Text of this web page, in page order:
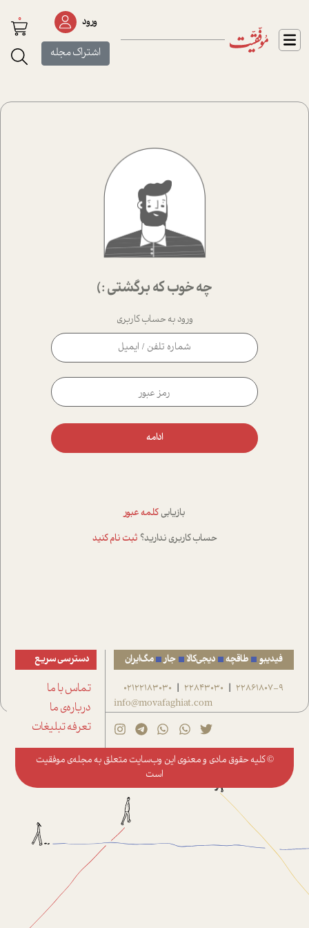
ورود
اشتراک مجله
0
چه خوب که برگشتی :)
ورود به حساب کاربری
ادامه
بازیابی کلمه عبور
حساب کاربری ندارید؟ ثبت نام کنید
فیدیبو طاقچه دیجی‌کالا جار مگ‌ایران
22861807-9
|
22843030
|
02122183030
info@movafaghiat.com
دسترسی سریع
تماس با ما
درباره‌ی ما
تعرفه تبلیغات
© کلیه حقوق مادی و معنوی این وب‌سایت متعلق به مجله‌ی موفقیت
است